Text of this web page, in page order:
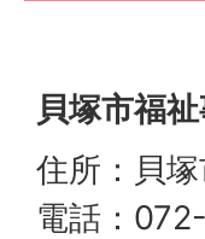
貝塚市福
住所：貝
電話：